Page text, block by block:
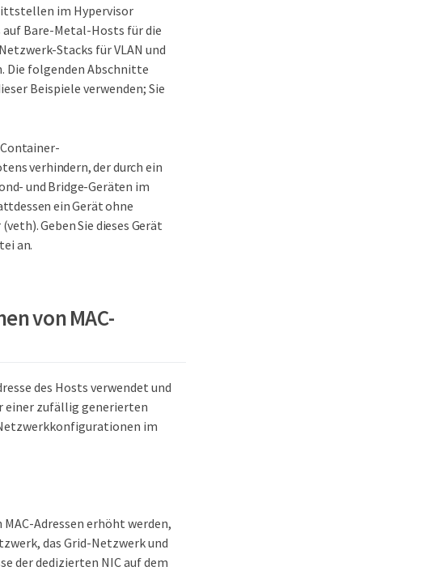
im Hypervisor
auf Bare-Metal-Hosts für die
Stacks für VLAN und
Die folgenden Abschnitte
Beispiele verwenden; Sie
verhindern, der durch ein
und Bridge-Geräten im
ein Gerät ohne
Geben Sie dieses Gerät
an.
von MAC-
des Hosts verwendet und
einer zufällig generierten
Netzwerkkonfigurationen im
Adressen erhöht werden,
das Grid-Netzwerk und
der dedizierten NIC auf dem